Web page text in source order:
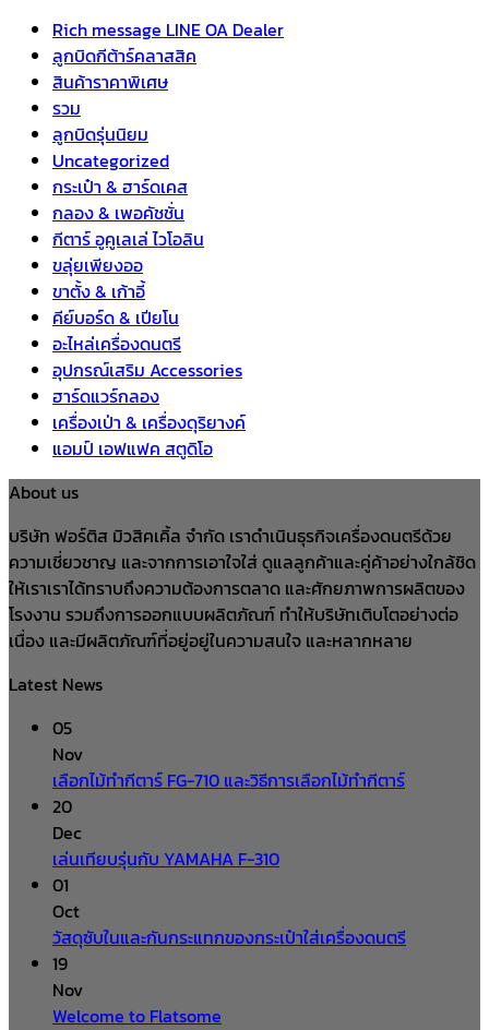
Rich message LINE OA Dealer
ลูกบิดกีต้าร์คลาสสิค
สินค้าราคาพิเศษ
รวม
ลูกบิดรุ่นนิยม
Uncategorized
กระเป๋า & ฮาร์ดเคส
กลอง & เพอคัชชั่น
กีตาร์ อูคูเลเล่ ไวโอลิน
ขลุ่ยเพียงออ
ขาตั้ง & เก้าอี้
คีย์บอร์ด & เปียโน
อะไหล่เครื่องดนตรี
อุปกรณ์เสริม Accessories
ฮาร์ดแวร์กลอง
เครื่องเป่า & เครื่องดุริยางค์
แอมป์ เอฟแฟค สตูดิโอ
About us
บริษัท ฟอร์ติส มิวสิคเคิ้ล จำกัด เราดำเนินธุรกิจเครื่องดนตรีด้วย
ความเชี่ยวชาญ และจากการเอาใจใส่ ดูแลลูกค้าและคู่ค้าอย่างใกล้ชิด
ให้เราเราได้ทราบถึงความต้องการตลาด และศักยภาพการผลิตของ
โรงงาน รวมถึงการออกแบบผลิตภัณฑ์ ทำให้บริษัทเติบโตอย่างต่อ
เนื่อง และมีผลิตภัณฑ์ที่อยู่อยู่ในความสนใจ และหลากหลาย
Latest News
05
Nov
เลือกไม้ทำกีตาร์ FG-710 และวิธีการเลือกไม้ทำกีตาร์
20
Dec
เล่นเทียบรุ่นกับ YAMAHA F-310
01
Oct
วัสดุซับในและกันกระแทกของกระเป๋าใส่เครื่องดนตรี
19
Nov
Welcome to Flatsome